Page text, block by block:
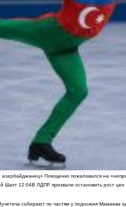
Плющенко пожаловался на
Шахт 12:04В ЛДПР призвали остановить рост цен
собирают по частям у подножия Мамаева